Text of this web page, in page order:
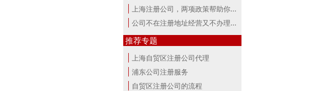
上海注册公司，两项政策帮助你最大。
公司不在注册地址经营又不办理变更，...
推荐专题
上海自贸区注册公司代理
浦东公司注册服务
自贸区注册公司的流程